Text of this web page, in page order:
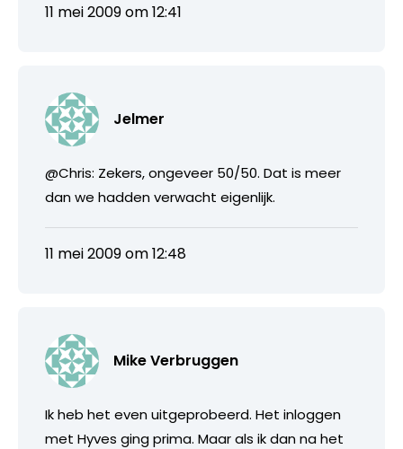
11 mei 2009 om 12:41
Jelmer
@Chris: Zekers, ongeveer 50/50. Dat is meer
dan we hadden verwacht eigenlijk.
11 mei 2009 om 12:48
Mike Verbruggen
Ik heb het even uitgeprobeerd. Het inloggen
met Hyves ging prima. Maar als ik dan na het